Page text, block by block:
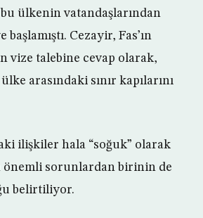
bu ülkenin vatandaşlarından
Cezayir, Fas’ın
vize talebine cevap olarak,
arasındaki sınır kapılarını
ilişkiler hala “soğuk” olarak
sorunlardan birinin de
belirtiliyor.